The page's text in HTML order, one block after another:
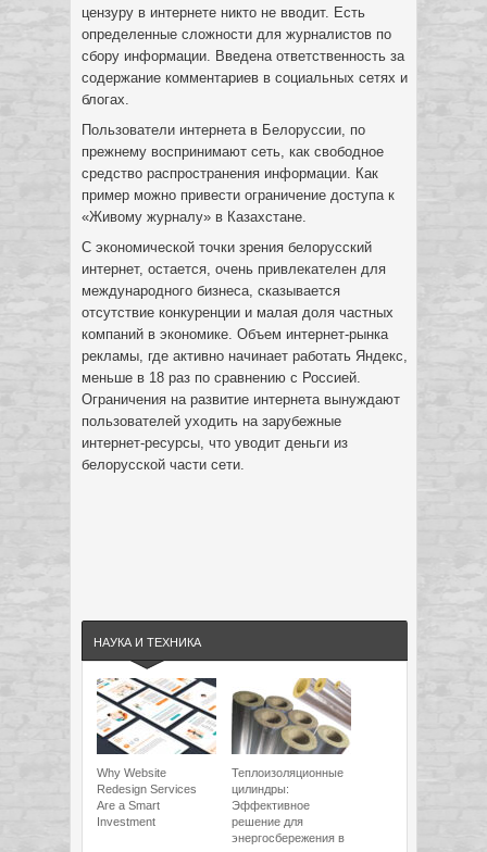
цензуру в интернете никто не вводит. Есть
определенные сложности для журналистов по
сбору информации. Введена ответственность за
содержание комментариев в социальных сетях и
блогах.
Пользователи интернета в Белоруссии, по
прежнему воспринимают сеть, как свободное
средство распространения информации. Как
пример можно привести ограничение доступа к
«Живому журналу» в Казахстане.
С экономической точки зрения белорусский
интернет, остается, очень привлекателен для
международного бизнеса, сказывается
отсутствие конкуренции и малая доля частных
компаний в экономике. Объем интернет-рынка
рекламы, где активно начинает работать Яндекс,
меньше в 18 раз по сравнению с Россией.
Ограничения на развитие интернета вынуждают
пользователей уходить на зарубежные
интернет-ресурсы, что уводит деньги из
белорусской части сети.
НАУКА И ТЕХНИКА
Why Website
Redesign Services
Are a Smart
Investment
Теплоизоляционные
цилиндры:
Эффективное
решение для
энергосбережения в